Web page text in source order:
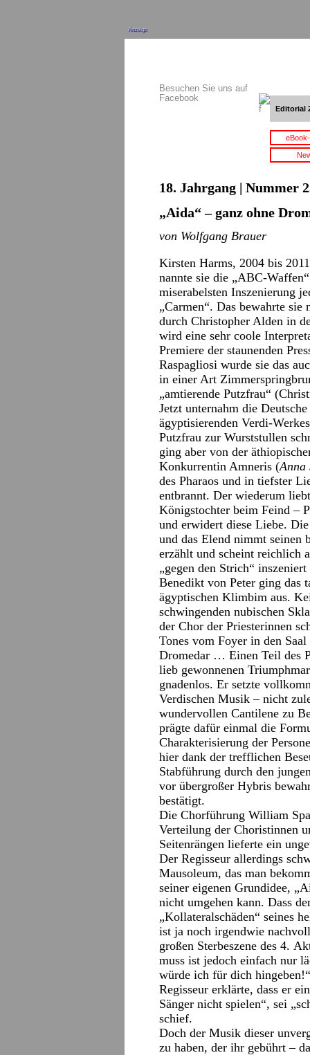
Anzeige
Besuchen Sie uns auf
Facebook
Editorial
18. Jahrgang | Nummer
„Aida“ – ganz ohne
von Wolfgang Brauer
Kirsten Harms, 2004 bis
nannte sie die „ABC-
miserabelsten Inszenierung
„Carmen“. Das bewahrte
durch Christopher Alden in
wird eine sehr coole
Premiere der staunenden
Raspagliosi wurde sie das
in einer Art
„amtierende Putzfrau“
Jetzt unternahm die
ägyptisierenden Verdi-
Putzfrau zur Wurststullen
ging aber von der
Konkurrentin Amneris (Anna
des Pharaos und in tiefster
entbrannt. Der wiederum
Königstochter beim Feind –
und erwidert diese Liebe.
und das Elend nimmt seinen
erzählt und scheint reichlich
„gegen den Strich“
Benedikt von Peter ging das
ägyptischen Klimbim aus.
schwingenden nubischen
der Chor der Priesterinnen
Tones vom Foyer in den
Dromedar … Einen Teil des
lieb gewonnenen
gnadenlos. Er setzte
Verdischen Musik – nicht
wundervollen Cantilene zu
prägte dafür einmal die
Charakterisierung der
hier dank der trefflichen
Stabführung durch den
vor übergroßer Hybris
bestätigt.
Die Chorführung William
Verteilung der Choristinnen
Seitenrängen lieferte ein
Der Regisseur allerdings
Mausoleum, das man
seiner eigenen Grundidee,
nicht umgehen kann. Dass
„Kollateralschäden“ seines
ist ja noch irgendwie
großen Sterbeszene des 4.
muss ist jedoch einfach nur
würde ich für dich
Regisseur erklärte, dass er
Sänger nicht spielen“, sei
schief.
Doch der Musik dieser
zu haben, der ihr gebührt –